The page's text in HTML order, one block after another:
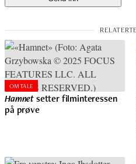
OMTALE
Hamnetsetter filminteressen
på prøve